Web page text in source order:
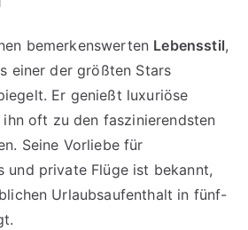
bemerkenswerten Lebensstil,
einer der größten Stars
Er genießt luxuriöse
ihn oft zu den faszinierendsten
Seine Vorliebe für
und private Flüge ist bekannt,
Urlaubsaufenthalt in fünf-